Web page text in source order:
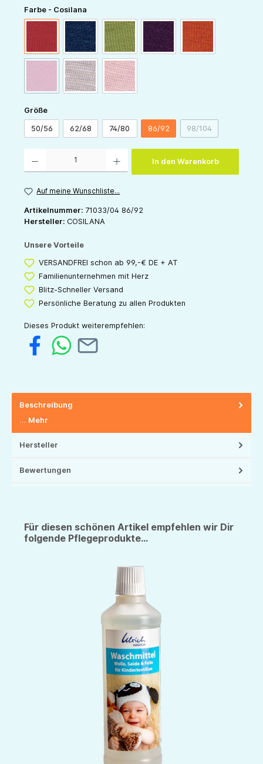
Farbe - Cosilana
marine grün pflaume orange
(Diese Option ist zurzeit nicht verfügbar.)
grau rose
Größeauswählen
50/56 62/68 74/80 86/92 98/104(Diese Option ist
In den Warenkorb
Auf meine Wunschliste...
Artikelnummer: 71033/04 86/92
Hersteller: COSILANA
Unsere Vorteile
VERSANDFREI schon ab 99,-€ DE + AT
Familienunternehmen mit Herz
Blitz-Schneller Versand
Persönliche Beratung zu allen Produkten
Dieses Produkt weiterempfehlen:
Beschreibung
… Mehr
Hersteller
Bewertungen
Für diesen schönen Artikel empfehlen wir Dir
folgende Pflegeprodukte...